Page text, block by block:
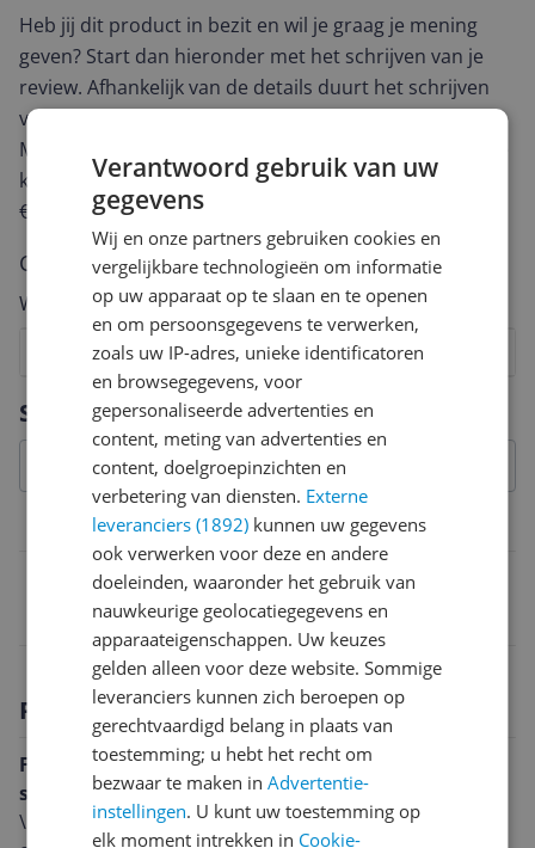
Specificaties
Belangrijkste kenmerken
0095969599689
Productomschrijving
Fluke T110 Voltage, Continuity Tester with
switchable load
\nThe Fluke T110 Voltage and Continuity Tester with
Heb jij dit product in bezit en wil je graag je mening
geven? Start dan hieronder met het schrijven van je
review. Afhankelijk van de details duurt het schrijven
van een review gemiddeld tussen de 3 en 10 minuten.
Met jouw mening help je andere bezoekers een betere
keuze te maken én maak je iedere maand kans op
€250,-!
Klik hier voor de actievoorwaarden.
Cijfer
Welk cijfer geef jij dit product?
8
7
6
5
4
3
2
Vraag 1 van 4
Verantwoord gebruik van uw
gegevens
Wij en onze partners gebruiken cookies en
vergelijkbare technologieën om informatie
op uw apparaat op te slaan en te openen
en om persoonsgegevens te verwerken,
zoals uw IP-adres, unieke identificatoren
en browsegegevens, voor
gepersonaliseerde advertenties en
content, meting van advertenties en
content, doelgroepinzichten en
verbetering van diensten. Externe
leveranciers (1892) kunnen uw gegevens
ook verwerken voor deze en andere
doeleinden, waaronder het gebruik van
nauwkeurige geolocatiegegevens en
apparaateigenschappen. Uw keuzes
gelden alleen voor deze website. Sommige
leveranciers kunnen zich beroepen op
gerechtvaardigd belang in plaats van
toestemming; u hebt het recht om
bezwaar te maken inAdvertentie-
instellingen. U kunt uw toestemming op
elk moment intrekken in Cookie-